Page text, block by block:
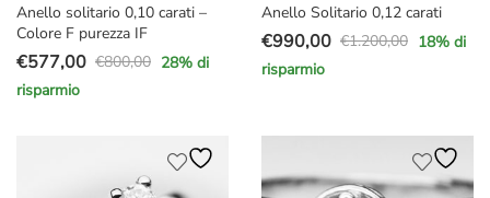
Anello solitario 0,10 carati –
Colore F purezza IF
€800,00
Il
prezzo
€577,00
Il
prezzo
28% di
risparmio
Anello Solitario 0,12 carati
€1.200,00
Il
prezzo
era:
€990,00
Il
prezzo
è:
18% di
risparmio